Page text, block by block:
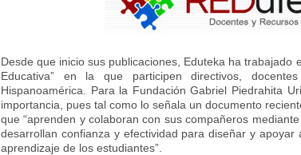
Desde que inicio sus publicaciones, Eduteka ha trabajado
Educativa” en la que participen directivos,
Hispanoamérica. Para la Fundación Gabriel Piedrahita
importancia, pues tal como lo señala un documento
que “aprenden y colaboran con sus compañeros
desarrollan confianza y efectividad para diseñar y
aprendizaje de los estudiantes”.